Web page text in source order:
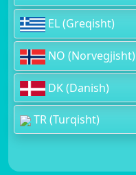
EL (Greqisht)
NO (Norvegjisht)
DK (Danish)
TR (Turqisht)